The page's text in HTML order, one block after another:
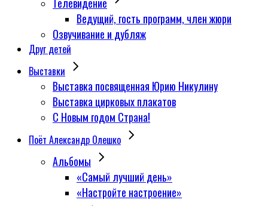
Ведущий, гость программ, член жюри
Озвучивание и дубляж
Друг детей
Выставки
Выставка посвященная Юрию Никулину
Выставка цирковых плакатов
С Новым годом Страна!
Поёт Александр Олешко
Альбомы
«Самый лучший день»
«Настройте настроение»